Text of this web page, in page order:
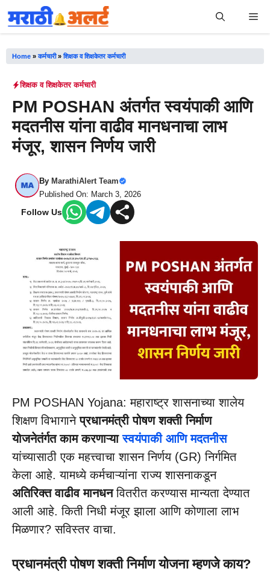
Skip
to
Home »कर्मचारी»शिक्षक व शिक्षकेतर कर्मचारी
शिक्षक व शिक्षकेतर कर्मचारी
PM POSHAN अंतर्गत स्वयंपाकी आणि
मदतनीस यांना वाढीव मानधनाचा लाभ
मंजूर, शासन निर्णय जारी
By MarathiAlert Team
Published On: March 3, 2026
Follow Us
PM POSHAN Yojana: महाराष्ट्र शासनाच्या शालेय
शिक्षण विभागानेप्रधानमंत्री पोषण शक्ती निर्माण
योजनेतंर्गत काम करणाऱ्यास्वयंपाकी आणि मदतनीस
यांच्यासाठी एक महत्त्वाचा शासन निर्णय (GR) निर्गमित
केला आहे. यामध्ये कर्मचाऱ्यांना राज्य शासनाकडून
अतिरिक्त वाढीव मानधनवितरीत करण्यास मान्यता देण्यात
आली आहे. किती निधी मंजूर झाला आणि कोणाला लाभ
मिळणार? सविस्तर वाचा.
प्रधानमंत्री पोषण शक्ती निर्माण योजना म्हणजे काय?